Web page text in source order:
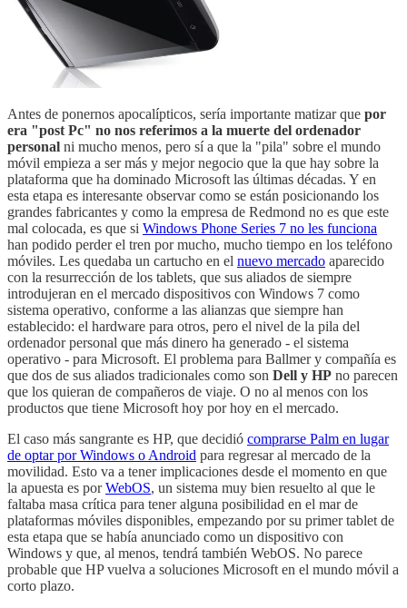
Antes de ponernos apocalípticos, sería importante matizar que por
era "post Pc" no nos referimos a la muerte del ordenador
personal ni mucho menos, pero sí a que la "pila" sobre el mundo
móvil empieza a ser más y mejor negocio que la que hay sobre la
plataforma que ha dominado Microsoft las últimas décadas. Y en
esta etapa es interesante observar como se están posicionando los
grandes fabricantes y como la empresa de Redmond no es que este
mal colocada, es que si Windows Phone Series 7 no les funciona
han podido perder el tren por mucho, mucho tiempo en los teléfono
móviles. Les quedaba un cartucho en el nuevo mercado aparecido
con la resurrección de los tablets, que sus aliados de siempre
introdujeran en el mercado dispositivos con Windows 7 como
sistema operativo, conforme a las alianzas que siempre han
establecido: el hardware para otros, pero el nivel de la pila del
ordenador personal que más dinero ha generado - el sistema
operativo - para Microsoft. El problema para Ballmer y compañía es
que dos de sus aliados tradicionales como son Dell y HP no parecen
que los quieran de compañeros de viaje. O no al menos con los
productos que tiene Microsoft hoy por hoy en el mercado.
El caso más sangrante es HP, que decidió comprarse Palm en lugar
de optar por Windows o Android para regresar al mercado de la
movilidad. Esto va a tener implicaciones desde el momento en que
la apuesta es porWebOS, un sistema muy bien resuelto al que le
faltaba masa crítica para tener alguna posibilidad en el mar de
plataformas móviles disponibles, empezando por su primer tablet de
esta etapa que se había anunciado como un dispositivo con
Windows y que, al menos, tendrá también WebOS. No parece
probable que HP vuelva a soluciones Microsoft en el mundo móvil a
corto plazo.